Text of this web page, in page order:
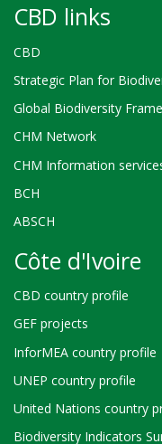
CBD links
CBD
Strategic Plan for
Global Biodiversity
CHM Network
CHM Information
BCH
ABSCH
Côte d'Ivoire
CBD country profile
GEF projects
InforMEA country profile
UNEP country profile
United Nations country
Biodiversity Indicators